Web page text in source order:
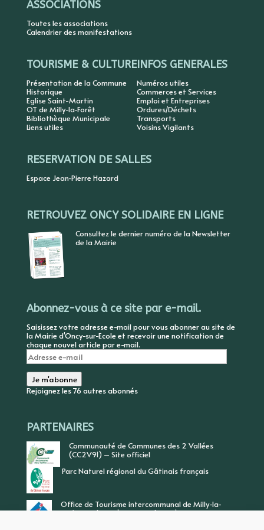
ASSOCIATIONS
Toutes les associations
Calendrier des manifestations
TOURISME & CULTURE
Présentation de la Commune
Historique
Eglise Saint-Martin
OT de Milly-la-Forêt
Bibliothèque Municipale
Liens utiles
INFOS GENERALES
Numéros utiles
Commerces et Services
Emploi et Entreprises
Ordures/Déchets
Transports
Voisins Vigilants
RESERVATION DE SALLES
Espace Jean-Pierre Hazard
RETROUVEZ ONCY SOLIDAIRE EN LIGNE
Consultez le dernier numéro de la Newsletter
de la Mairie
Abonnez-vous à ce site par e-mail.
Saisissez votre adresse e-mail pour vous abonner au site de
la Mairie d'Oncy-sur-Ecole et recevoir une notification de
chaque nouvel article par e-mail.
Adresse
e-
mail
Je m'abonne
Rejoignez les 76 autres abonnés
PARTENAIRES
Communauté de Communes des 2 Vallées
(CC2V91) – Site officiel
Parc Naturel régional du Gâtinais français
Office de Tourisme intercommunal de Milly-la-
Forêt, Vallée de l’Ecole, Vallée de l’Essonne